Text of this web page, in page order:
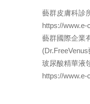
藝群皮膚科診
https://
藝群國際企業
玻尿酸精華液
https://